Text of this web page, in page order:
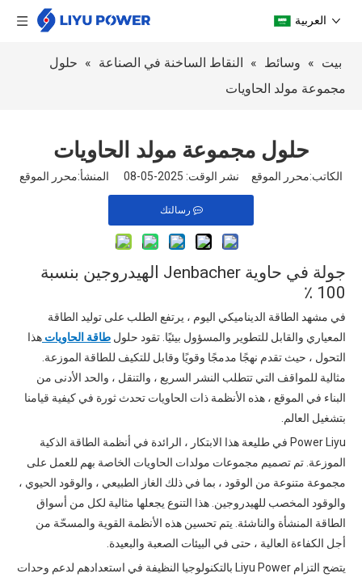
العربية
بيت » وسائط » النقاط الساخنة في الصناعة » حلول
مجموعة مولد الحاويات
حلول مجموعة مولد الحاويات
الكاتب:محرر الموقع نشر الوقت: 2025-05-08 المنشأ: محرر الموقع
رسالتك
جولة في حاوية Jenbacher الهيدروجين بنسبة
100 ٪
في مشهد الطاقة الديناميكي اليوم ، يرتفع الطلب على توليد الطاقة
المعياري والقابل للتطوير والمسؤول بيئيًا. تقود حلول طاقة الحاويات هذا
التحول ، حيث تقدم نهجًا مدمجًا وقويًا وقابل للتكيف للطاقة الموزعة.
مثالية للمواقف التي تتطلب النشر السريع ، والتنقل ، والحد الأدنى من
البناء في الموقع ، هذه الأنظمة ذات الحاويات تحدث ثورة في كيفية قيامنا
بتشغيل العالم.
Power Liyu في طليعة هذا الابتكار ، الرائدة في أنظمة الطاقة الذكية
الموزعة. تم تصميم مجموعات مولدات الحاويات الخاصة بهم للعمل على
مجموعة متنوعة من الوقود ، بما في ذلك الغاز الطبيعي ، والوقود الحيوي ،
والوقود المخصب للهيدروجين. هذا التنوع يجعلها مثالية لكل من أسواق
الطاقة المنشأة والناشئة. يتم تحسين هذه الأنظمة القوية والمسحّة من
أجل الكفاءة العالية ، حتى في البيئات الصعبة والبعيدة.
يتضح التزام Liyu Power بالتكنولوجيا النظيفة في استعدادهم لدعم وحدات